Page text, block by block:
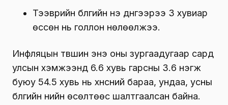
Тээврийн бүлгийн үнэ дүнгээрээ 3 хувиар
өссөн нь голлон нөлөөлжээ.
Инфляцын түвшин энэ оны зургаадугаар сард
улсын хэмжээнд 6.6 хувь гарсны 3.6 нэгж
буюу 54.5 хувь нь хүнсний бараа, ундаа, усны
бүлгийн үнийн өсөлтөөс шалтгаалсан байна.